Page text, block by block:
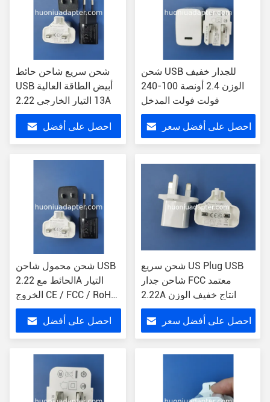
شحن سريع شاحن حائط
USB أبيض الطاقة العالية
13 التيار الخارجي 2.22A
احصل على أفضل
شحن USB للجدار خفيف
الوزن 2.4 أونصة 100-240
فولت فولت المدخل
احصل على أفضل سعر
شحن محمول شاحن USB
الحائط مع 2.22A التيار
الخروج CE / FCC / RoHS
معتمدة
احصل على أفضل
شحن سريع US Plug USB
شاحن جدار FCC معتمد
2.22A انتاج خفيف الوزن
احصل على أفضل سعر